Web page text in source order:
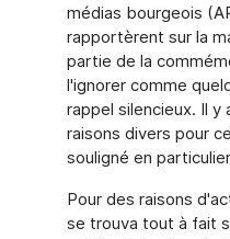
médias bourgeois
rapportèrent sur la
partie de la
l'ignorer comme
rappel silencieux. Il
raisons divers pour
souligné en
Pour des raisons
se trouva tout à fait